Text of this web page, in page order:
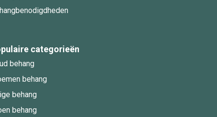
categorieën
behang
behang
behang
behang